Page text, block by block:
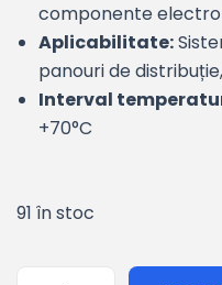
componente
Aplicabilitate:
panouri de
Interval
+70°C
91 în stoc